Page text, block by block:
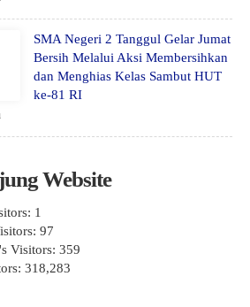
SMA Negeri 2 Tanggul Gelar Jumat
Bersih Melalui Aksi Membersihkan
dan Menghias Kelas Sambut HUT
ke-81 RI
Website
1
97
Visitors: 359
318,283